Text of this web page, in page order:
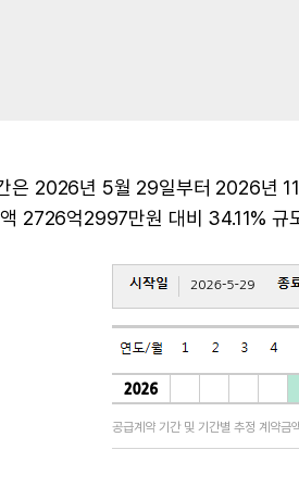
은 2026년 5월 29일부터 2026년
2726억2997만원 대비 34.11% 규
공급계약 기간 및 기간별 추정 계약금